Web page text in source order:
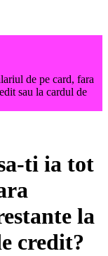
de pe card, fara
sau la cardul de
ti ia tot
la
credit?